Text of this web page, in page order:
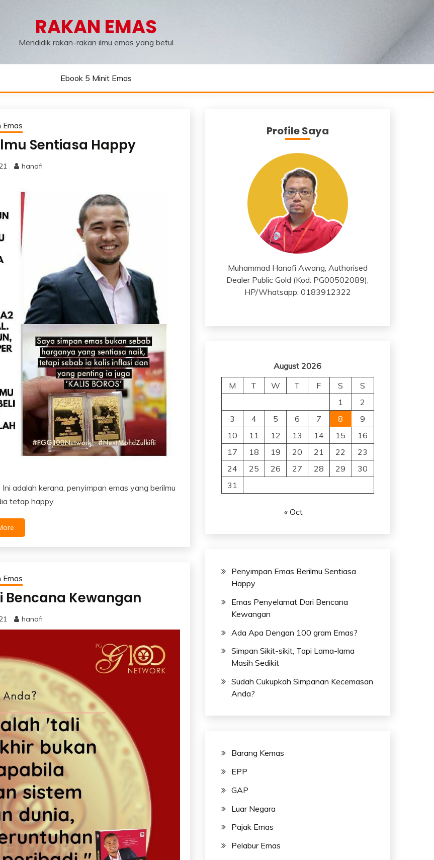
RAKAN EMAS
Mendidik rakan-rakan ilmu emas yang betul
Ebook 5 Minit Emas
Emas
Sentiasa Happy
hanafi
adalah kerana, penyimpan emas yang berilmu
tetap happy.
Emas
Bencana Kewangan
hanafi
Profile Saya
Muhammad Hanafi Awang, Authorised
Dealer Public Gold (Kod: PG00502089),
HP/Whatsapp: 0183912322
August 2026
M
T W T F S
S
1
2
3
4 5 6 7 8
9
10
11 12 13 14 15
16
17
18 19 20 21 22
23
24
25 26 27 28 29
30
31
« Oct
Penyimpan Emas Berilmu Sentiasa
Happy
Emas Penyelamat Dari Bencana
Kewangan
Ada Apa Dengan 100 gram Emas?
Simpan Sikit-sikit, Tapi Lama-lama
Masih Sedikit
Sudah Cukupkah Simpanan Kecemasan
Anda?
Barang Kemas
EPP
GAP
Luar Negara
Pajak Emas
Pelabur Emas